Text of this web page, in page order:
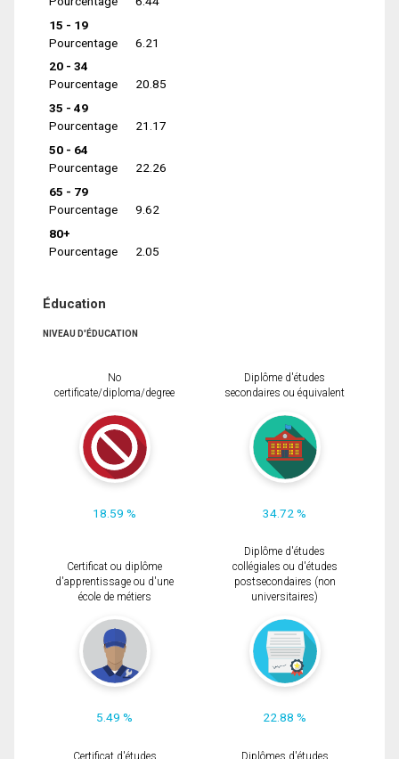
15 - 19
Pourcentage
6.21
20 - 34
Pourcentage
20.85
35 - 49
Pourcentage
21.17
50 - 64
Pourcentage
22.26
65 - 79
Pourcentage
9.62
80+
Pourcentage
2.05
Éducation
NIVEAU D'ÉDUCATION
No
certificate/diploma/degree
18.59 %
Diplôme d'études
secondaires ou équivalent
34.72 %
Certificat ou diplôme
d'apprentissage ou d'une
école de métiers
5.49 %
Diplôme d'études
collégiales ou d'études
postsecondaires (non
universitaires)
22.88 %
Certificat d'études
Diplômes d'études